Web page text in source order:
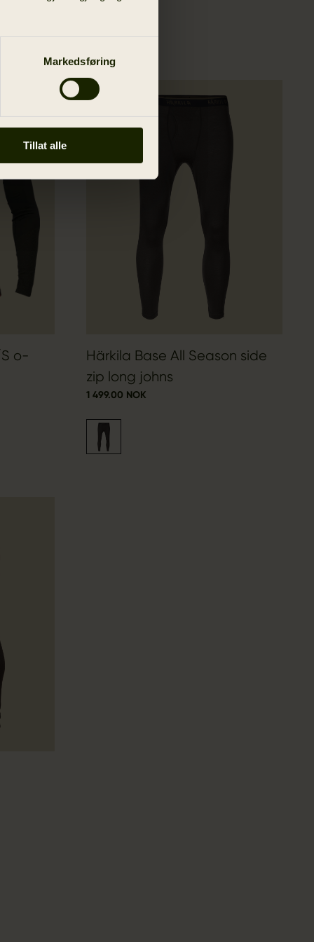
Markedsføring
Tillat alle
o-
Härkila Base All Season side
zip long johns
1 499.00 NOK